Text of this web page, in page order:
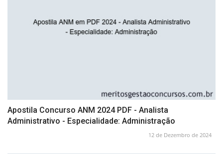
Apostila Concurso ANM 2024 PDF - Analista
Administrativo - Especialidade: Administração
12 de Dezembro de 2024